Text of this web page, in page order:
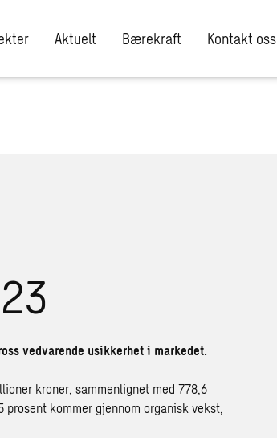
Aktuelt Bærekraft Kontakt oss
vedvarende usikkerhet i markedet.
kroner, sammenlignet med 778,6
kommer gjennom organisk vekst,